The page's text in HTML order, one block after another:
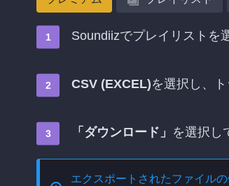
Soundiizでプレイリストを
CSV (EXCEL)を選択し、
「ダウンロード」 を選択し
エクスポートされたファイル